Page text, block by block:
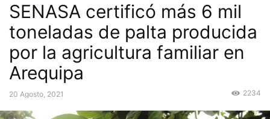
SENASA certificó más 6 mil
toneladas de palta producida
por la agricultura familiar en
Arequipa
20 Agosto, 2021 2234